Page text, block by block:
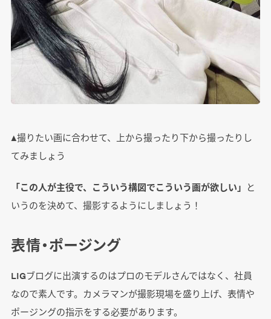
▲撮りたい画に合わせて、上から撮ったり下から撮ったりし
てみましょう
「この人が主役で、こういう構図でこういう画が欲しい」 と
いうのを決めて、撮影するようにしましょう！
表情・ポージング
LIGブログに出演するのはプロのモデルさんではなく、社員
なので素人です。カメラマンが撮影現場を盛り上げ、表情や
ポージングの指示をする必要があります。